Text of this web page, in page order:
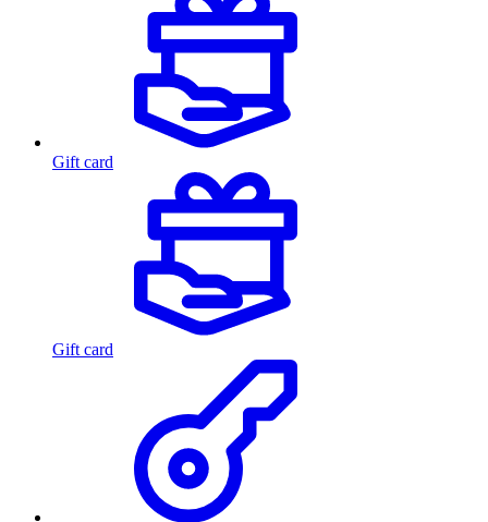
Gift card
Gift card